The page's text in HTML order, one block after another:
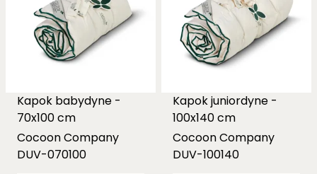
Kapok babydyne -
70x100 cm
Cocoon Company
DUV-070100
Kapok juniordyne -
100x140 cm
Cocoon Company
DUV-100140